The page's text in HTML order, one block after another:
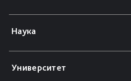
Наука
Университет